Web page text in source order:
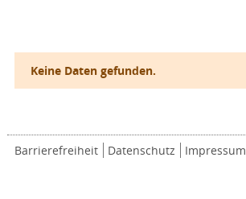
Keine Daten gefunden.
Barrierefreiheit Datenschutz Impressum